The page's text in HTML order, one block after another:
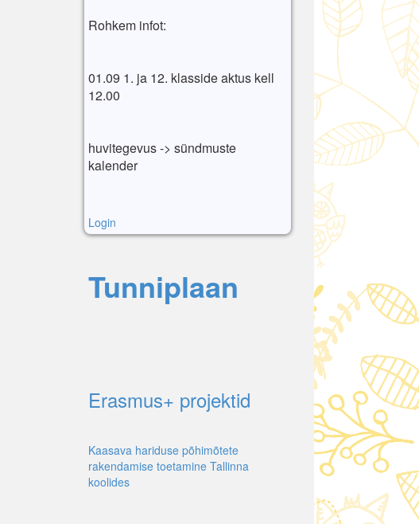
Rohkem infot:
01.09 1. ja 12. klasside aktus kell
12.00
huvitegevus -> sündmuste
kalender
Login
Tunniplaan
Erasmus+ projektid
Kaasava hariduse põhimõtete
rakendamise toetamine Tallinna
koolides